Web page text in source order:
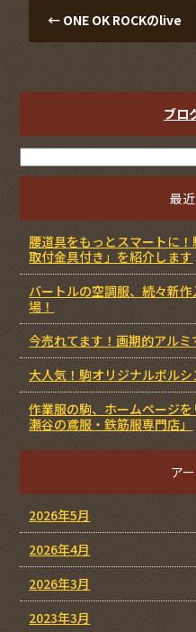
← ONE OK ROCKのlive
ブロ
最
腰道具をもっとスマートに
取付金具付き」を紹介します
バートルの空調服、続々新
場！
今売れてます！画期的アルミ
大人気！駒オリジナルボル
作業服の駒、ホームページ
瀬谷の鳶服・鉄筋服専門店」
ア
2026年5月
2026年4月
2026年3月
2023年3月